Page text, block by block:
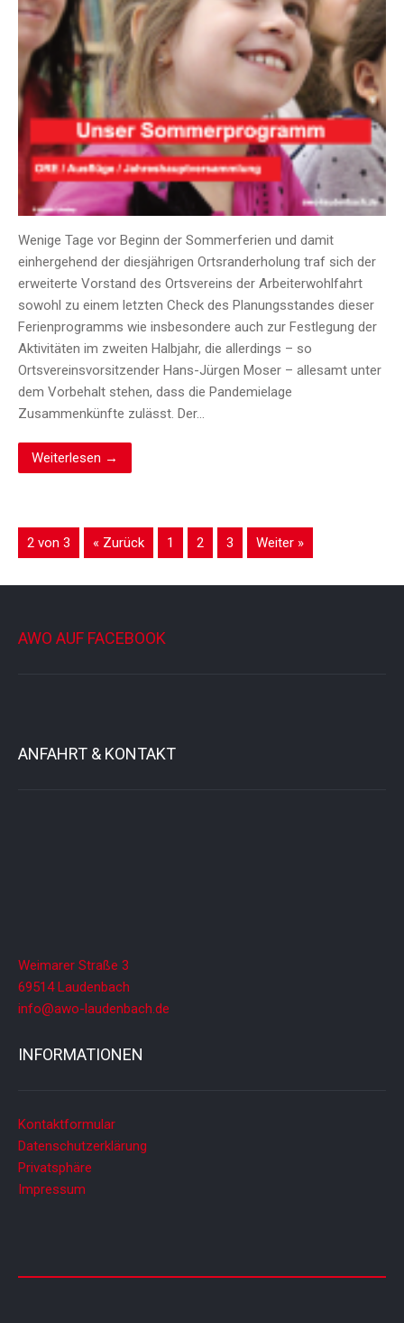
Wenige Tage vor Beginn der Sommerferien und damit
einhergehend der diesjährigen Ortsranderholung traf sich der
erweiterte Vorstand des Ortsvereins der Arbeiterwohlfahrt
sowohl zu einem letzten Check des Planungsstandes dieser
Ferienprogramms wie insbesondere auch zur Festlegung der
Aktivitäten im zweiten Halbjahr, die allerdings – so
Ortsvereinsvorsitzender Hans-Jürgen Moser – allesamt unter
dem Vorbehalt stehen, dass die Pandemielage
Zusammenkünfte zulässt. Der…
Weiterlesen →
2 von 3 « Zurück 1 2 3 Weiter »
AWO AUF FACEBOOK
ANFAHRT & KONTAKT
Weimarer Straße 3
69514 Laudenbach
info@awo-laudenbach.de
INFORMATIONEN
Kontaktformular
Datenschutzerklärung
Privatsphäre
Impressum